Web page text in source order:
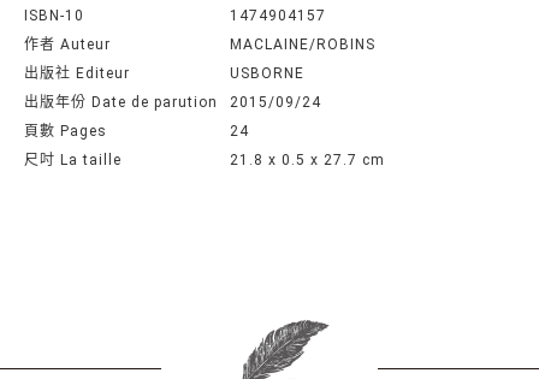
ISBN-10
1474904157
作者 Auteur
MACLAINE/ROBINS
出版社 Editeur
USBORNE
出版年份 Date de parution
2015/09/24
頁數 Pages
24
尺吋 La taille
21.8 x 0.5 x 27.7 cm